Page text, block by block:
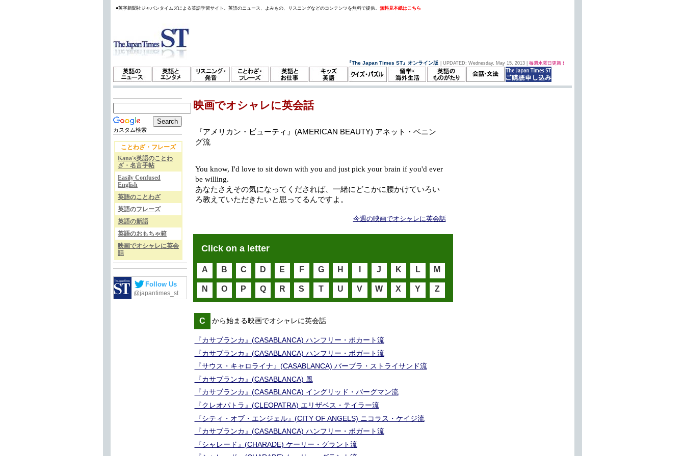
●英字新聞社ジャパンタイムズによる英語学習サイト。英語のニュース、よみもの、リスニングなどのコンテンツを無料で提供。 無料見本紙はこちら
『The Japan Times ST』オンライン版 | UPDATED: Wednesday, May 15, 2013 | 毎週水曜日更新！
カスタム検索
ことわざ・フレーズ
Kana's英語のことわ
ざ・名言手帖
Easily Confused
English
英語のことわざ
英語のフレーズ
英語の新語
英語のおもちゃ箱
映画でオシャレに英会
話
Follow Us
@japantimes_st
映画でオシャレに英会話
『アメリカン・ビューティ』(AMERICAN BEAUTY) アネット・ベニン
グ流
You know, I'd love to sit down with you and just pick your brain if you'd ever
be willing.
あなたさえその気になってくだされば、一緒にどこかに腰かけていろい
ろ教えていただきたいと思ってるんですよ。
今週の映画でオシャレに英会話
Click on a letter
A B C D E F G H J K L M
N O P Q R S T U V W X Y Z
C から始まる映画でオシャレに英会話
『カサブランカ』(CASABLANCA) ハンフリー・ボカート流
『カサブランカ』(CASABLANCA) ハンフリー・ボガート流
『サウス・キャロライナ』(CASABLANCA) バーブラ・ストライサンド流
『カサブランカ』(CASABLANCA) 風
『カサブランカ』(CASABLANCA) イングリッド・バーグマン流
『クレオパトラ』(CLEOPATRA) エリザベス・テイラー流
『シティ・オブ・エンジェル』(CITY OF ANGELS) ニコラス・ケイジ流
『カサブランカ』(CASABLANCA) ハンフリー・ボガート流
『シャレード』(CHARADE) ケーリー・グラント流